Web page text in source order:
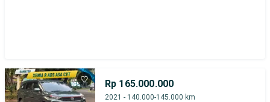
Rp 165.000.000
2021 - 140.000-145.000 km